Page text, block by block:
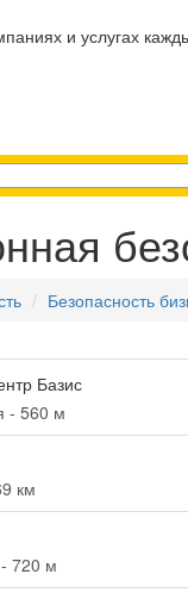
и услугах
Безопасность
Базис
- 560 м
км
720 м